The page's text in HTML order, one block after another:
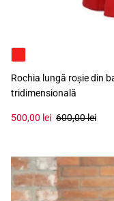
Rochia lungă roșie din
tridimensională
500,00 lei 600,00 lei